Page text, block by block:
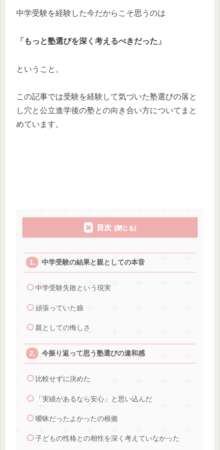
中学受験を経験した今だからこそ思うのは
「もっと塾選びを深く考えるべきだった」
ということ。
この記事では受験を経験して気づいた塾選びの落と
し穴と公立進学後の塾との向き合い方についてまと
めています。
目次
中学受験の結果と親としての本音
中学受験失敗という現実
頑張っていた娘
親としての悔しさ
今振り返って思う塾選びの違和感
比較せずに決めた
「実績があるなら安心」と思い込んだ
曖昧だったよかったの根拠
子どもの性格との相性を深く考えていなかった